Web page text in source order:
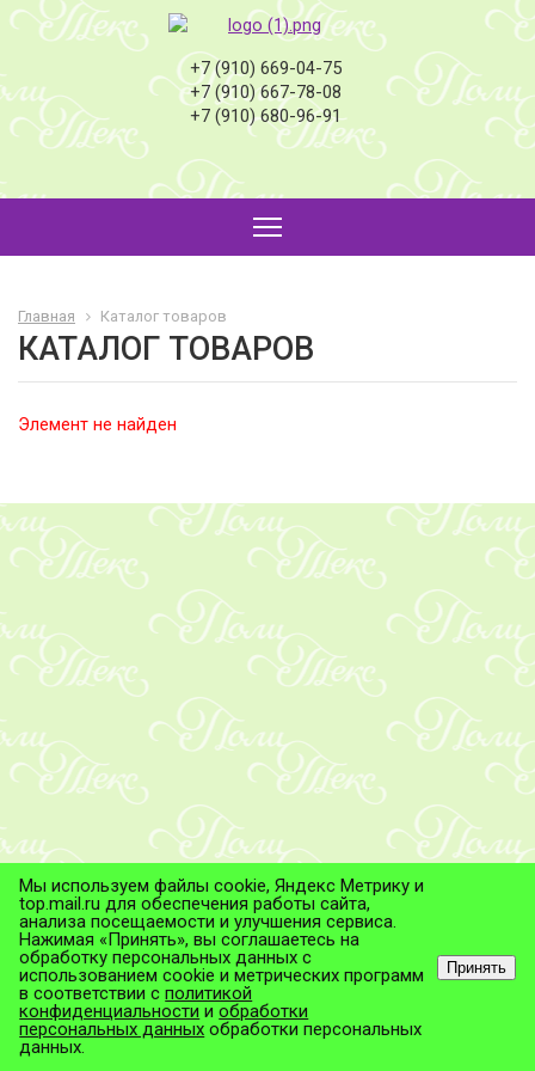
+7 (910) 669-04-75
+7 (910) 667-78-08
+7 (910) 680-96-91
Главная Каталог товаров
КАТАЛОГ ТОВАРОВ
Элемент не найден
© ТД "ПолиТекс", 2026
Все права защищены.
Мы используем файлы cookie, Яндекс Метрику и
top.mail.ru для обеспечения работы сайта,
анализа посещаемости и улучшения сервиса.
Нажимая «Принять», вы соглашаетесь на
обработку персональных данных с
использованием cookie и метрических программ
в соответствии сполитикой
конфиденциальности иобработки
персональных данных обработки персональных
данных.
Принять